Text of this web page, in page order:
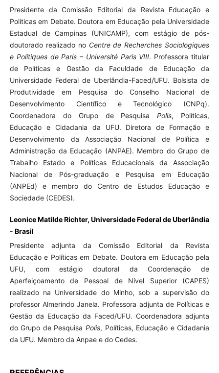
Presidente da Comissão Editorial da Revista Educação e
Políticas em Debate. Doutora em Educação pela Universidade
Estadual de Campinas (UNICAMP), com estágio de pós-
doutorado realizado no Centre de Recherches Sociologiques
e Politiques de Paris – Université Paris VIII. Professora titular
de Políticas e Gestão da Faculdade de Educação da
Universidade Federal de Uberlândia-Faced/UFU. Bolsista de
Produtividade em Pesquisa do Conselho Nacional de
Desenvolvimento Científico e Tecnológico (CNPq).
Coordenadora do Grupo de PesquisaPolis, Políticas,
Educação e Cidadania da UFU. Diretora de Formação e
Desenvolvimento da Associação Nacional de Política e
Administração da Educação (ANPAE). Membro do Grupo de
Trabalho Estado e Políticas Educacionais da Associação
Nacional de Pós-graduação e Pesquisa em Educação
(ANPEd) e membro do Centro de Estudos Educação e
Sociedade (CEDES).
Leonice Matilde Richter, Universidade Federal de Uberlândia
- Brasil
Presidente adjunta da Comissão Editorial da Revista
Educação e Políticas em Debate. Doutora em Educação pela
UFU, com estágio doutoral da Coordenação de
Aperfeiçoamento de Pessoal de Nível Superior (CAPES)
realizado na Universidade do Minho, sob a supervisão do
professor Almerindo Janela. Professora adjunta de Políticas e
Gestão da Educação da Faced/UFU. Coordenadora adjunta
do Grupo de Pesquisa Polis, Políticas, Educação e Cidadania
da UFU. Membro da Anpae e do Cedes.